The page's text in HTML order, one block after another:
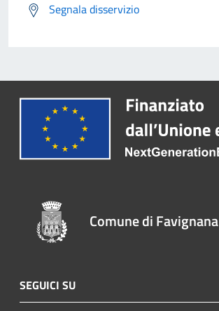
Segnala disservizio
Comune di Favignana
SEGUICI SU